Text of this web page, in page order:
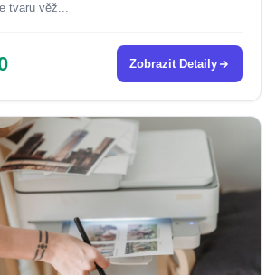
tvaru věž...
Zobrazit Detaily